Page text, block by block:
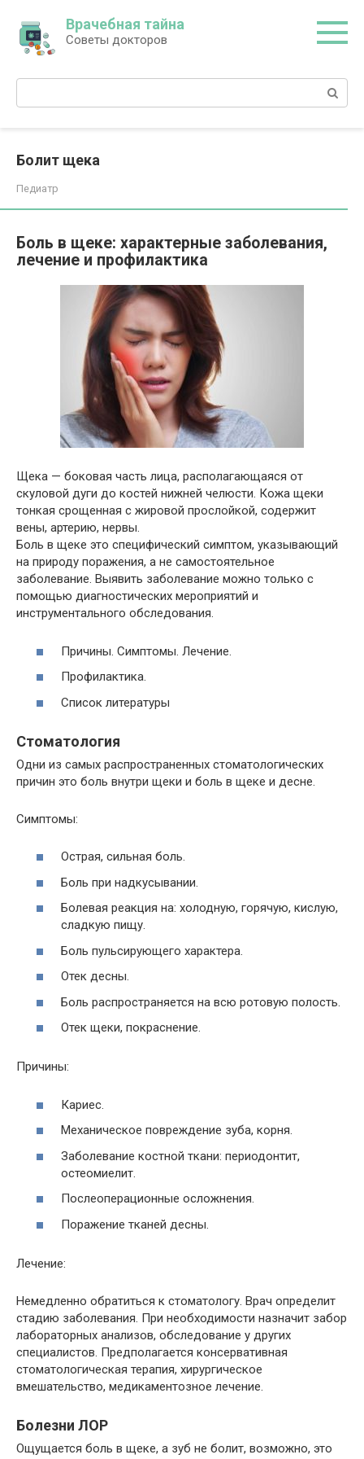
контенту
Врачебная тайна
Советы докторов
Поиск:
Болит щека
Педиатр
Боль в щеке: характерные заболевания,
лечение и профилактика
Щека — боковая часть лица, располагающаяся от
скуловой дуги до костей нижней челюсти. Кожа щеки
тонкая срощенная с жировой прослойкой, содержит
вены, артерию, нервы.
Боль в щеке это специфический симптом, указывающий
на природу поражения, а не самостоятельное
заболевание. Выявить заболевание можно только с
помощью диагностических мероприятий и
инструментального обследования.
Причины. Симптомы. Лечение.
Профилактика.
Список литературы
Стоматология
Одни из самых распространенных стоматологических
причин это боль внутри щеки и боль в щеке и десне.
Симптомы:
Острая, сильная боль.
Боль при надкусывании.
Болевая реакция на: холодную, горячую, кислую,
сладкую пищу.
Боль пульсирующего характера.
Отек десны.
Боль распространяется на всю ротовую полость.
Отек щеки, покраснение.
Причины:
Кариес.
Механическое повреждение зуба, корня.
Заболевание костной ткани: периодонтит,
остеомиелит.
Послеоперационные осложнения.
Поражение тканей десны.
Лечение:
Немедленно обратиться к стоматологу. Врач определит
стадию заболевания. При необходимости назначит забор
лабораторных анализов, обследование у других
специалистов. Предполагается консервативная
стоматологическая терапия, хирургическое
вмешательство, медикаментозное лечение.
Болезни ЛОР
Ощущается боль в щеке, а зуб не болит, возможно, это